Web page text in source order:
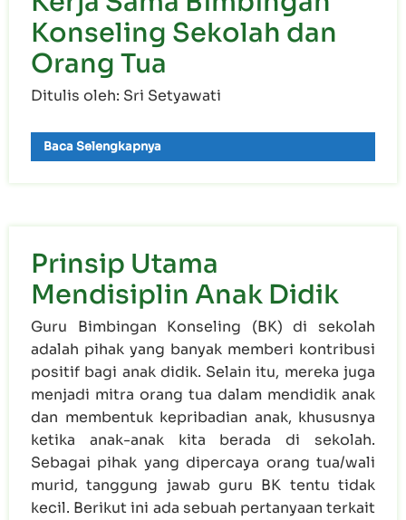
Konseling Sekolah dan
Orang Tua
Ditulis oleh: Sri Setyawati
Baca Selengkapnya
Prinsip Utama
Mendisiplin Anak Didik
Guru Bimbingan Konseling (BK) di sekolah
adalah pihak yang banyak memberi kontribusi
positif bagi anak didik. Selain itu, mereka juga
menjadi mitra orang tua dalam mendidik anak
dan membentuk kepribadian anak, khususnya
ketika anak-anak kita berada di sekolah.
Sebagai pihak yang dipercaya orang tua/wali
murid, tanggung jawab guru BK tentu tidak
kecil. Berikut ini ada sebuah pertanyaan terkait